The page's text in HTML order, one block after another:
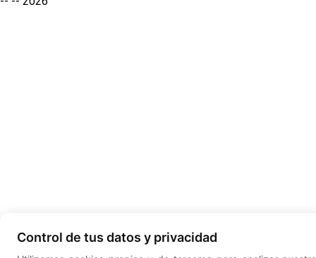
Control de tus datos y privacidad